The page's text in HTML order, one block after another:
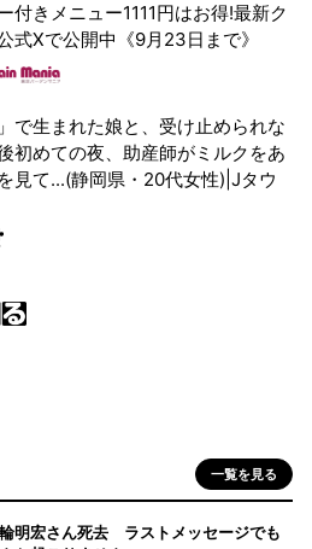
付きメニュー1111円はお得!最新ク
式Xで公開中《9月23日まで》
で生まれた娘と、受け止められな
初めての夜、助産師がミルクをあ
見て...(静岡県・20代女性)|Jタウ
一覧を見る
明宏さん死去 ラストメッセージでも